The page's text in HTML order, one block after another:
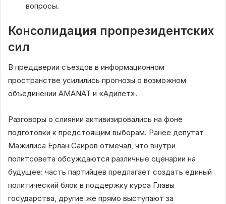
вопросы.
Консолидация пропрезидентских
сил
В преддверии съездов в информационном
пространстве усилились прогнозы о возможном
объединении AMANAT и «Адилет».
Разговоры о слиянии активизировались на фоне
подготовки к предстоящим выборам. Ранее депутат
Мажилиса Ерлан Саиров отмечал, что внутри
политсовета обсуждаются различные сценарии на
будущее: часть партийцев предлагает создать единый
политический блок в поддержку курса Главы
государства, другие же прямо выступают за